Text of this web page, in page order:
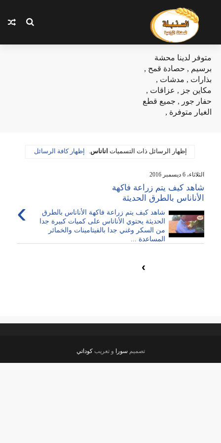
متوفر لدينا محشة
برسيم , حصادة قمح ,
بذارات , مدشات ,
مكاين جز , عزاقات ,
حفار جور , جميع قطع
الغيار متوفرة ,
‏إظهار الرسائل ذات التسميات اناناس إظهار كافة الرسائل
الثلاثاء، 6 ديسمبر 2016
شاهد كيف يتم زراعة فاكهة
الأناناس بالطرق الحديثة
›
شاهد كيف يتم زراعة فاكهة الأناناس بالطرق
الحديثة يحتوي الأناناس على كميات كبيرة جدا
من السكر وغني جدا بالفيتامينات والخمائر
المساعدة ...
›
تصميم سورا و تعريبكوداتي